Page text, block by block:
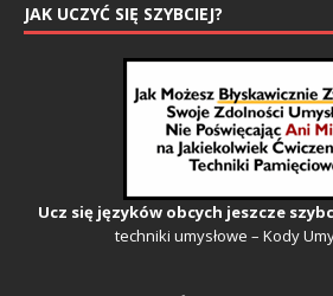
JAK UCZYĆ SIĘ SZYBCIEJ?
Ucz się języków obcych jeszcze
techniki umysłowe – Kody